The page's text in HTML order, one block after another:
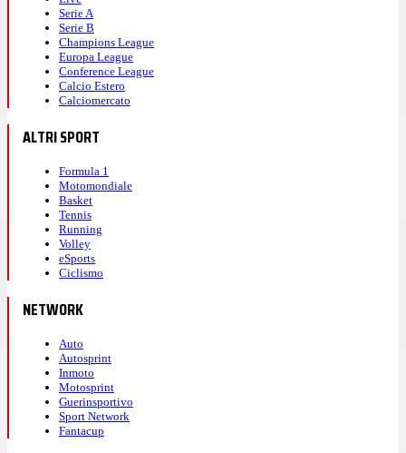
Serie A
Serie B
Champions League
Europa League
Conference League
Calcio Estero
Calciomercato
ALTRI SPORT
Formula 1
Motomondiale
Basket
Tennis
Running
Volley
eSports
Ciclismo
NETWORK
Auto
Autosprint
Inmoto
Motosprint
Guerinsportivo
Sport Network
Fantacup